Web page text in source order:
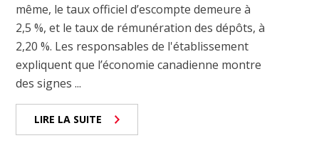
même, le taux officiel d’escompte demeure à
2,5 %, et le taux de rémunération des dépôts, à
2,20 %. Les responsables de l'établissement
expliquent que l’économie canadienne montre
des signes ...
LIRE LA SUITE